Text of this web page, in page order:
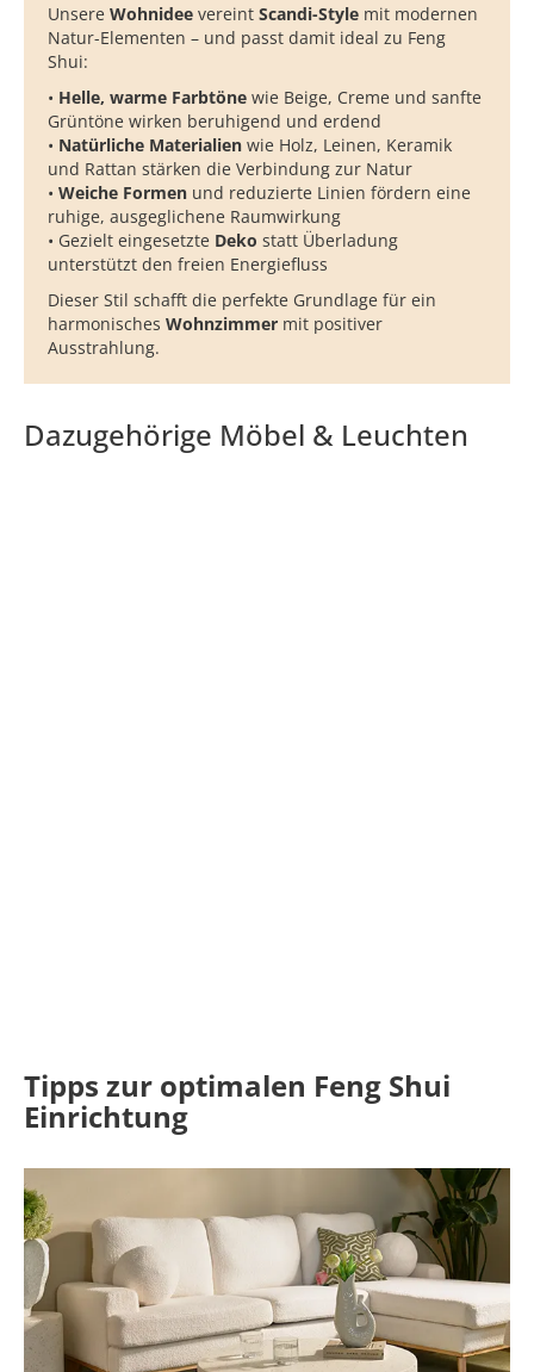
Unsere Wohnidee vereint Scandi-Style mit modernen
Natur-Elementen – und passt damit ideal zu Feng
Shui:
• Helle, warme Farbtöne wie Beige, Creme und sanfte
Grüntöne wirken beruhigend und erdend
• Natürliche Materialien wie Holz, Leinen, Keramik
und Rattan stärken die Verbindung zur Natur
• Weiche Formen und reduzierte Linien fördern eine
ruhige, ausgeglichene Raumwirkung
• Gezielt eingesetzte Deko statt Überladung
unterstützt den freien Energiefluss
Dieser Stil schafft die perfekte Grundlage für ein
harmonisches Wohnzimmer mit positiver
Ausstrahlung.
Dazugehörige Möbel & Leuchten
Tipps zur optimalen Feng Shui
Einrichtung